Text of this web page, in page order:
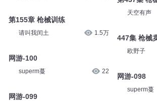
第155章 枪械训练
请叫我闰土 1.5万
网游-100
superm蔓 22
网游-099
天空有声
447集 枪械
欧野子
网游-098
superm蔓